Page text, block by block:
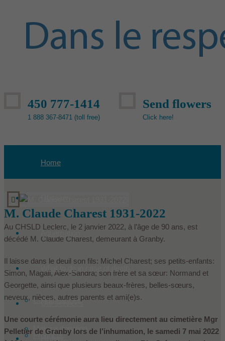
450 777-1414
1 888 367-8471 (toll free)
Send flowers
Click here!
Home
Aquamation
Condoleances
Make a donation
Our services
Products
M. Claude Charest 1931-2022
Au CHSLD Leclerc, le 2 janvier 2022, à l’âge de 90 ans, est
décédé M. Claude Charest, demeurant à Granby.
Il laisse dans le deuil son fils: Michel Charest; ses petits-enfants:
Simon, Magali, Alex-Sandra; son frère et sa sœur: Normand et
Georgette, ainsi que plusieurs beaux-frères, belles-sœurs,
neveux, nièces, autres parents et ami(e)s.
Une courte cérémonie aura lieu directement au cimetière Mgr
Pelletier de Granby lors de l’inhumation, le samedi 7 mai 2022